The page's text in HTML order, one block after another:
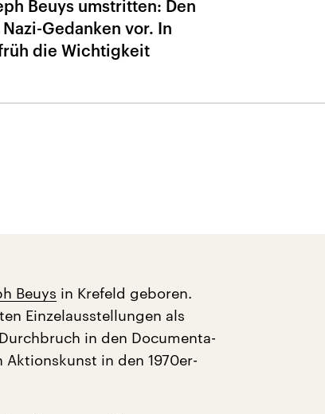
Beuys umstritten: Den
Gedanken vor. In
die Wichtigkeit
Beuys in Krefeld geboren.
Einzelausstellungen als
in den Documenta-
in den 1970er-